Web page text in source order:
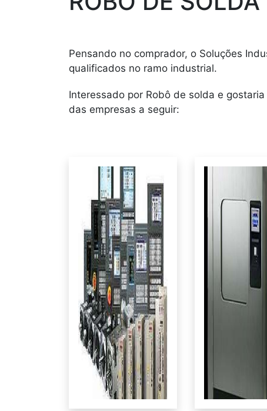
Pensando no comprador, o Soluções
qualificados no ramo industrial.
Interessado por Robô de solda e
das empresas a seguir: